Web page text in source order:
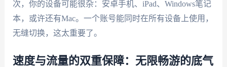
次，你的设备可能很杂：安卓手机、iPad、Windows笔记
本，或许还有Mac。一个账号能同时在所有设备上使用，
无缝切换，这太重要了。
速度与流量的双重保障：无限畅游的底气